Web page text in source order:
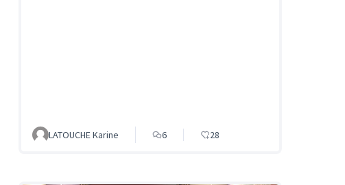
LATOUCHE Karine 6 28